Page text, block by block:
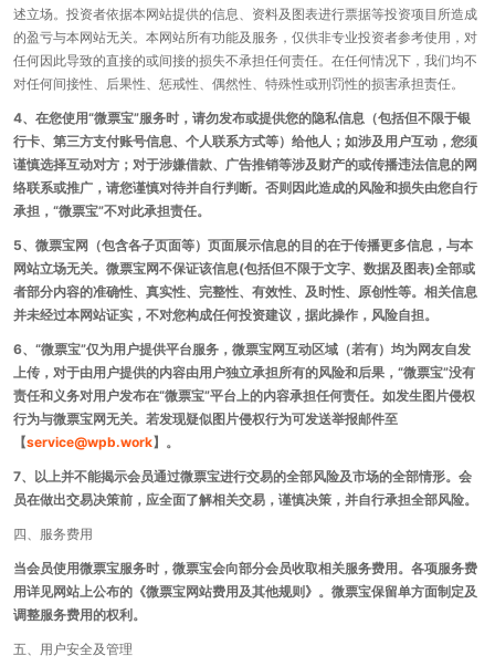
述立场。投资者依据本网站提供的信息、资料及图表进行票据等投资项目所造成
的盈亏与本网站无关。本网站所有功能及服务，仅供非专业投资者参考使用，对
任何因此导致的直接的或间接的损失不承担任何责任。在任何情况下，我们均不
对任何间接性、后果性、惩戒性、偶然性、特殊性或刑罚性的损害承担责任。
4、在您使用“微票宝”服务时，请勿发布或提供您的隐私信息（包括但不限于银
行卡、第三方支付账号信息、个人联系方式等）给他人；如涉及用户互动，您须
谨慎选择互动对方；对于涉嫌借款、广告推销等涉及财产的或传播违法信息的网
络联系或推广，请您谨慎对待并自行判断。否则因此造成的风险和损失由您自行
承担，“微票宝”不对此承担责任。
5、微票宝网（包含各子页面等）页面展示信息的目的在于传播更多信息，与本
网站立场无关。微票宝网不保证该信息(包括但不限于文字、数据及图表)全部或
者部分内容的准确性、真实性、完整性、有效性、及时性、原创性等。相关信息
并未经过本网站证实，不对您构成任何投资建议，据此操作，风险自担。
6、“微票宝”仅为用户提供平台服务，微票宝网互动区域（若有）均为网友自发
上传，对于由用户提供的内容由用户独立承担所有的风险和后果，“微票宝”没有
责任和义务对用户发布在“微票宝”平台上的内容承担任何责任。如发生图片侵权
行为与微票宝网无关。若发现疑似图片侵权行为可发送举报邮件至
【service@wpb.work】。
7、以上并不能揭示会员通过微票宝进行交易的全部风险及市场的全部情形。会
员在做出交易决策前，应全面了解相关交易，谨慎决策，并自行承担全部风险。
四、服务费用
当会员使用微票宝服务时，微票宝会向部分会员收取相关服务费用。各项服务费
用详见网站上公布的《微票宝网站费用及其他规则》。微票宝保留单方面制定及
调整服务费用的权利。
五、用户安全及管理